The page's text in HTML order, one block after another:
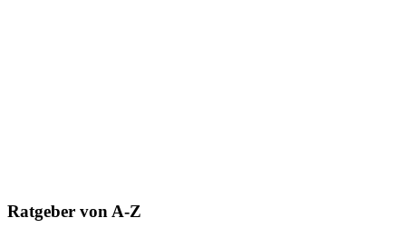
Ratgeber von A-Z